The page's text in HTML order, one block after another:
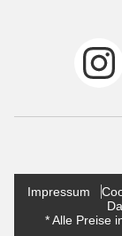
Impressum
* Alle Preise